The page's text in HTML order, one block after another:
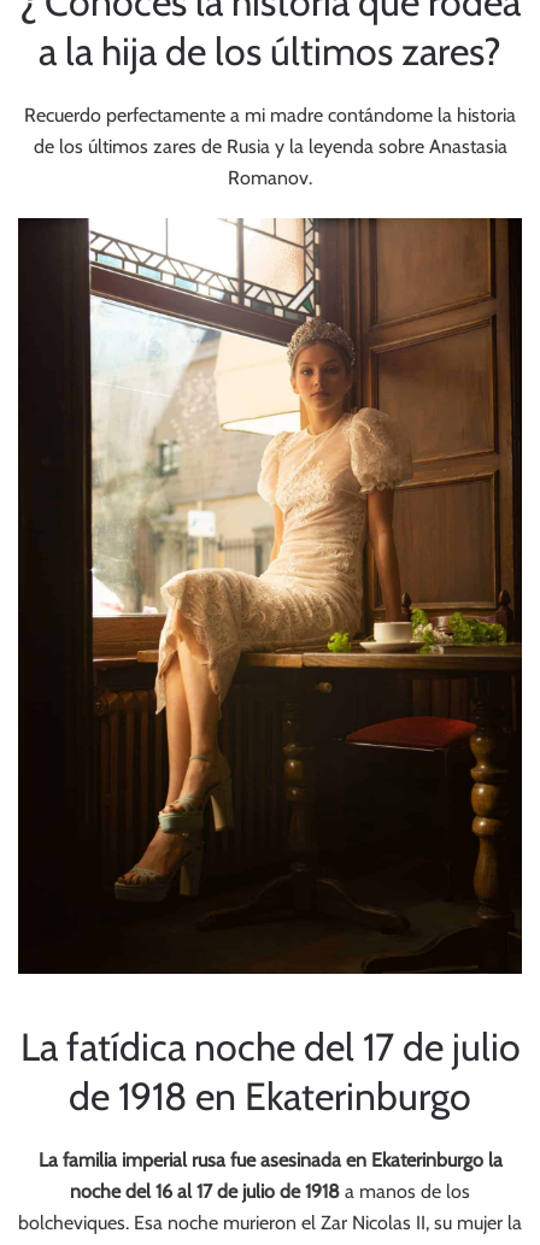
a la hija de los últimos zares?
Recuerdo perfectamente a mi madre contándome la historia
de los últimos zares de Rusia y la leyenda sobre Anastasia
Romanov.
La fatídica noche del 17 de julio
de 1918 en Ekaterinburgo
La familia imperial rusa fue asesinada en Ekaterinburgo la
noche del 16 al 17 de julio de 1918 a manos de los
bolcheviques. Esa noche murieron el Zar Nicolas II, su mujer la